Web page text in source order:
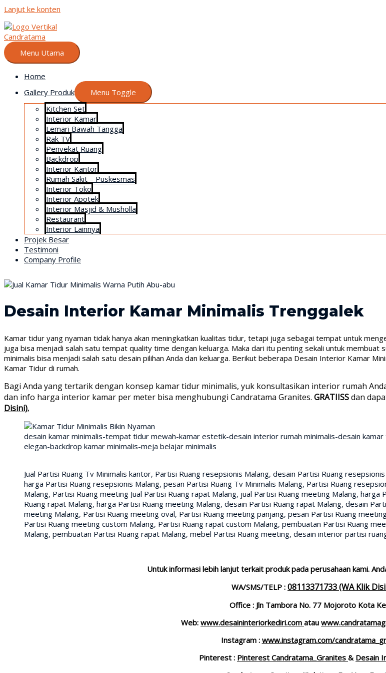
Lanjut ke konten
Menu Utama
Home
Gallery Produk
Menu Toggle
Kitchen Set
Interior Kamar
Lemari Bawah Tangga
Rak TV
Penyekat Ruang
Backdrop
Interior Kantor
Rumah Sakit – Puskesmas
Interior Toko
Interior Apotek
Interior Masjid & Musholla
Restaurant
Interior Lainnya
Projek Besar
Testimoni
Company Profile
Desain Interior Kamar Minimalis Trenggalek
Kamar tidur yang nyaman tidak hanya akan meningkatkan kualitas tidur, tetapi juga sebagai tempat untuk
juga bisa menjadi salah satu tempat quality time dengan keluarga. Maka dari itu penting sekali untuk membuat
minimalis bisa menjadi salah satu desain pilihan Anda dan keluarga. Berikut beberapa Desain Interior Kamar
Kamar Tidur di rumah.
Bagi Anda yang tertarik dengan konsep kamar tidur minimalis, yuk konsultasikan interior rumah
dan info harga interior kamar per meter bisa menghubungi Candratama Granites. GRATIISSdan
Disini).
desain kamar minimalis-tempat tidur mewah-kamar estetik-desain interior rumah minimalis-desain
elegan-backdrop kamar minimalis-meja belajar minimalis
Jual Partisi Ruang Tv Minimalis kantor, Partisi Ruang resepsionis Malang, desain Partisi Ruang
harga Partisi Ruang resepsionis Malang, pesan Partisi Ruang Tv Minimalis Malang, Partisi Ruang
Malang, Partisi Ruang meeting Jual Partisi Ruang rapat Malang, jual Partisi Ruang meeting Malang, harga
Ruang rapat Malang, harga Partisi Ruang meeting Malang, desain Partisi Ruang rapat Malang, desain
meeting Malang, Partisi Ruang meeting oval, Partisi Ruang meeting panjang, pesan Partisi Ruang
Partisi Ruang meeting custom Malang, Partisi Ruang rapat custom Malang, pembuatan Partisi Ruang
Malang, pembuatan Partisi Ruang rapat Malang, mebel Partisi Ruang meeting, desain interior partisi
Untuk informasi lebih lanjut terkait produk pada perusahaan kami.
WA/SMS/TELP : 08113371733 (WA Klik
Office : Jln Tambora No. 77 Mojoroto Kota
Web: www.desaininteriorkediri.com atau
Instagram : www.instagram.com/
Pinterest : Pinterest Candratama_Granites & Desain